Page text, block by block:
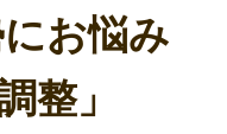
お悩み
整」